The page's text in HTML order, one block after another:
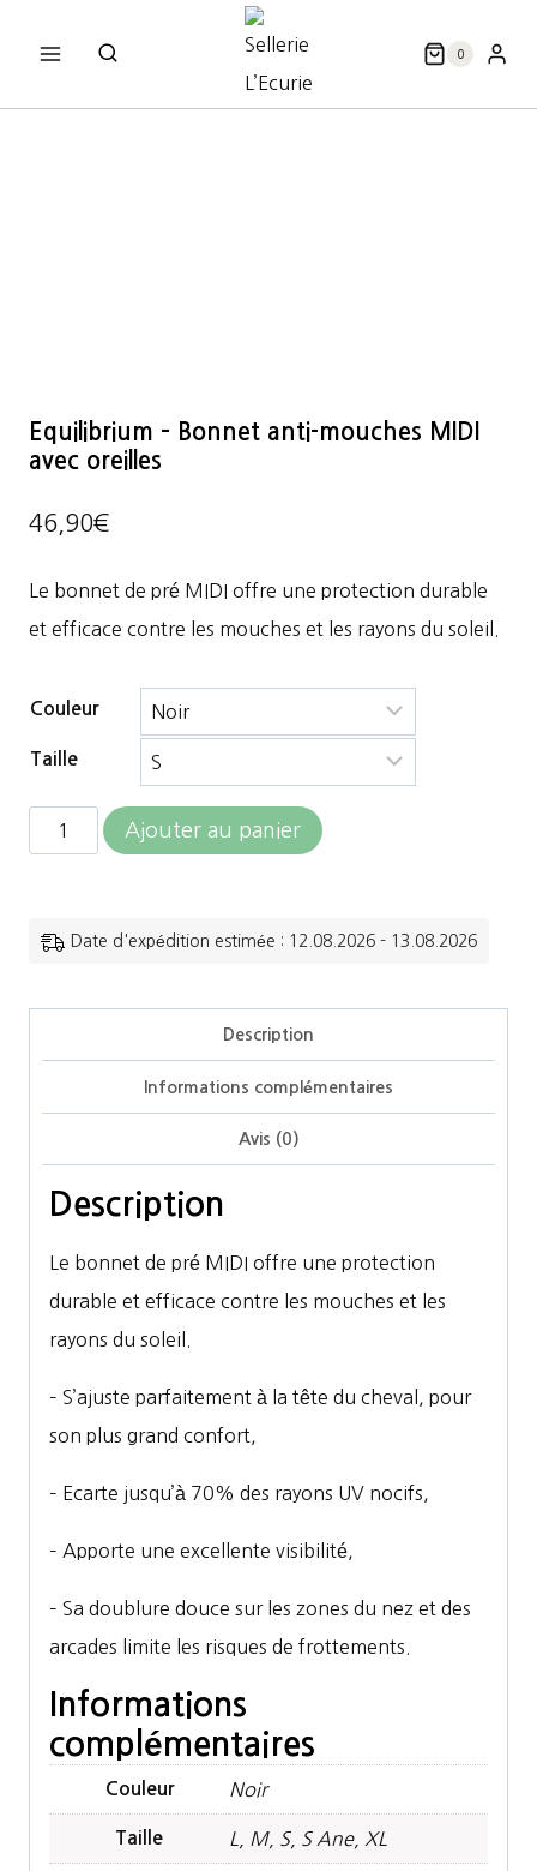
0
Equilibrium – Bonnet anti-mouches MIDI
avec oreilles
46,90€
Le bonnet de pré MIDI offre une protection durable
et efficace contre les mouches et les rayons du soleil.
Couleur
Taille
quantité
oreilles
Ajouter au panier
Date d'expédition estimée : 12.08.2026 - 13.08.2026
Description
Informations complémentaires
Avis (0)
Description
Le bonnet de pré MIDI offre une protection
durable et efficace contre les mouches et les
rayons du soleil.
– S’ajuste parfaitement à la tête du cheval, pour
son plus grand confort,
– Ecarte jusqu’à 70% des rayons UV nocifs,
– Apporte une excellente visibilité,
– Sa doublure douce sur les zones du nez et des
arcades limite les risques de frottements.
Informations
complémentaires
Couleur Noir
Taille L, M, S, S Ane, XL